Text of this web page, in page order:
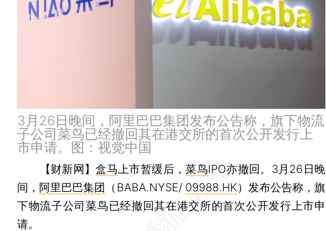
3月26日晚间，阿里巴巴集团发布公告称，旗下物流
子公司菜鸟已经撤回其在港交所的首次公开发行上
市申请。图：视觉中国
【财新网】盒马 上市暂缓后，菜鸟IPO亦撤回。3月26日晚
间， 阿里巴巴集团 （BABA.NYSE/ 09988.HK）发布公告称，旗
下物流子公司菜鸟已经撤回其在港交所的首次公开发行上市申
请。